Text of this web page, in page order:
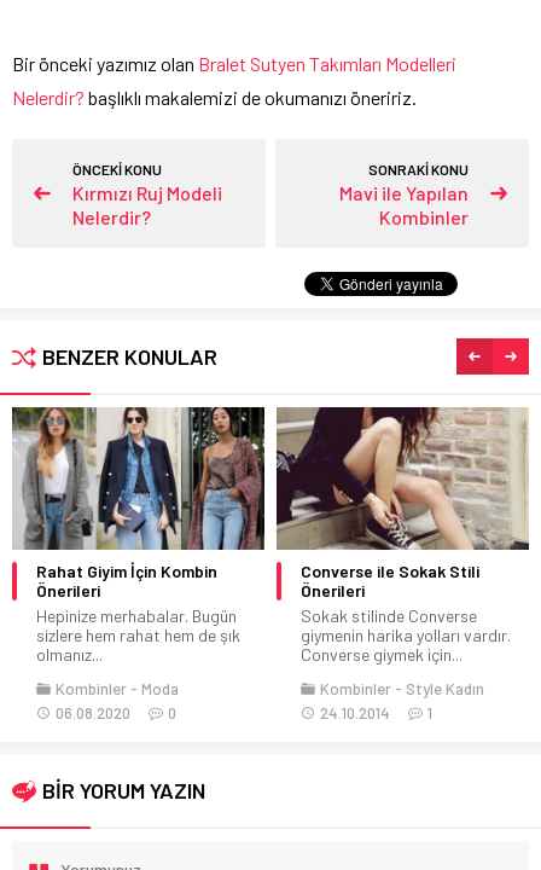
Bir önceki yazımız olan Bralet Sutyen Takımları Modelleri
Nelerdir? başlıklı makalemizi de okumanızı öneririz.
ÖNCEKİ KONU
Kırmızı Ruj Modeli
Nelerdir?
SONRAKİ KONU
Mavi ile Yapılan
Kombinler
BENZER KONULAR
Rahat Giyim İçin Kombin
Önerileri
Hepinize merhabalar. Bugün
sizlere hem rahat hem de şık
olmanız...
Kombinler
Moda
06.08.2020
0
Converse ile Sokak Stili
Önerileri
Sokak stilinde Converse
giymenin harika yolları vardır.
Converse giymek için...
Kombinler
Style Kadın
24.10.2014
1
BİR YORUM YAZIN